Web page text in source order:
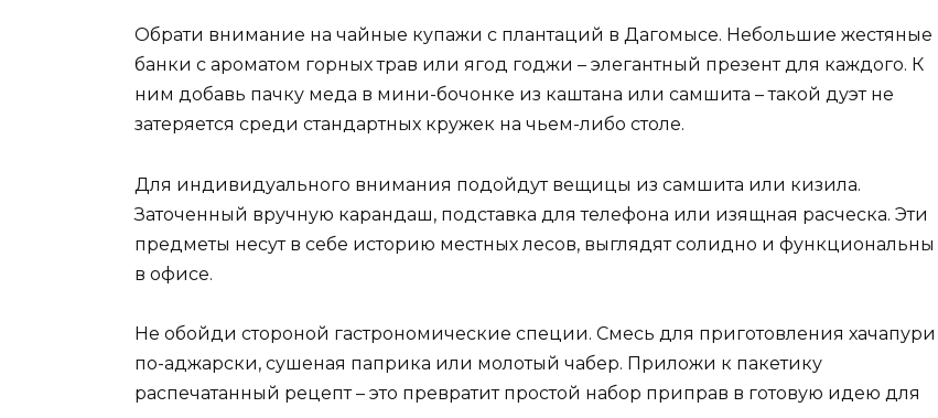
Обрати внимание на чайные купажи с плантаций в Дагомысе. Небольшие жестяные
банки с ароматом горных трав или ягод годжи – элегантный презент для каждого. К
ним добавь пачку меда в мини-бочонке из каштана или самшита – такой дуэт не
затеряется среди стандартных кружек на чьем-либо столе.
Для индивидуального внимания подойдут вещицы из самшита или кизила.
Заточенный вручную карандаш, подставка для телефона или изящная расческа. Эти
предметы несут в себе историю местных лесов, выглядят солидно и функциональны
в офисе.
Не обойди стороной гастрономические специи. Смесь для приготовления хачапури
по-аджарски, сушеная паприка или молотый чабер. Приложи к пакетику
распечатанный рецепт – это превратит простой набор приправ в готовую идею для